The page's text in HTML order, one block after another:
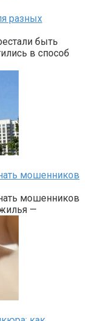
разных
быть
в способ
мошенников
мошенников
—